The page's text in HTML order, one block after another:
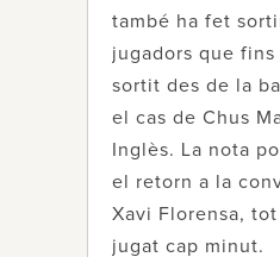
també ha fet
jugadors que fins
sortit des de la
el cas de Chus
Inglès. La nota
el retorn a la
Xavi Florensa,
jugat cap minut.